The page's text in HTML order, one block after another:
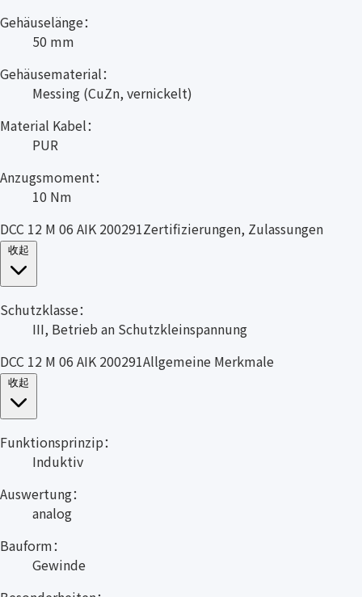
Gehäuselänge：
50 mm
Gehäusematerial：
Messing (CuZn, vernickelt)
Material Kabel：
PUR
Anzugsmoment：
10 Nm
DCC 12 M 06 AIK 200291Zertifizierungen, Zulassungen
Schutzklasse：
III, Betrieb an Schutzkleinspannung
DCC 12 M 06 AIK 200291Allgemeine Merkmale
Funktionsprinzip：
Induktiv
Auswertung：
analog
Bauform：
Gewinde